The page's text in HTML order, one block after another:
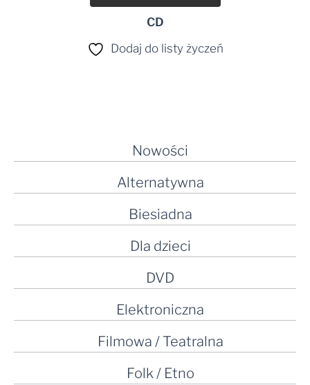
Nowości
Alternatywna
Biesiadna
Dla dzieci
DVD
Elektroniczna
Filmowa / Teatralna
Folk / Etno
CD
Dodaj do listy życzeń